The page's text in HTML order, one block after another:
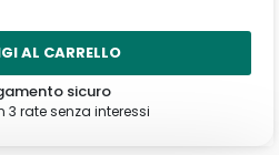
AL CARRELLO
sicuro
3 rate senza interessi